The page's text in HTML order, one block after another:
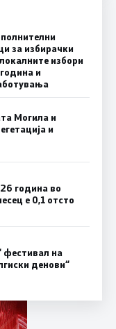
за избирачки
избори
и
Могила и
и
година во
е 0,1 отсто
фестивал на
денови“